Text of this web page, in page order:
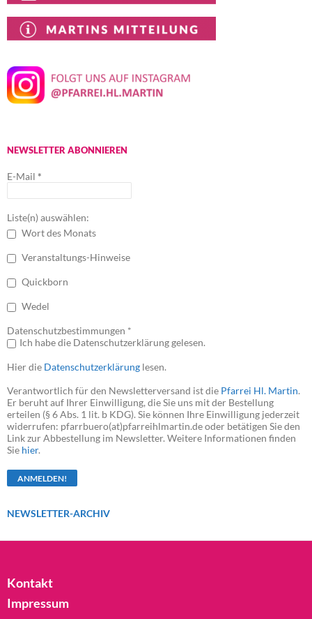
NEWSLETTER ABONNIEREN
E-Mail *
Liste(n) auswählen:
Wort des Monats
Veranstaltungs-Hinweise
Quickborn
Wedel
Datenschutzbestimmungen *
Ich habe die Datenschutzerklärung gelesen.
Hier die Datenschutzerklärung lesen.
Verantwortlich für den Newsletterversand ist die Pfarrei Hl. Martin.
Er beruht auf Ihrer Einwilligung, die Sie uns mit der Bestellung
erteilen (§ 6 Abs. 1 lit. b KDG). Sie können Ihre Einwilligung jederzeit
widerrufen: pfarrbuero(at)pfarreihlmartin.de oder betätigen Sie den
Link zur Abbestellung im Newsletter. Weitere Informationen finden
Sie hier.
NEWSLETTER-ARCHIV
Kontakt
Impressum